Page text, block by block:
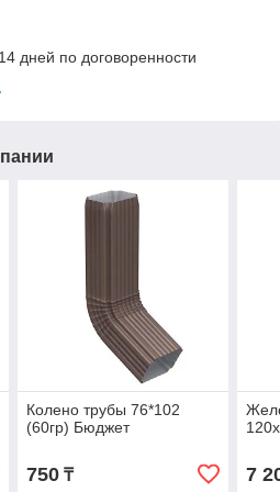
дней по договоренности
Колено трубы 76*102
(60гр) Бюджет
750₸ 7